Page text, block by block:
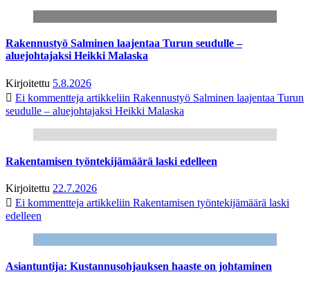
Rakennustyö Salminen laajentaa Turun seudulle –
aluejohtajaksi Heikki Malaska
Kirjoitettu 5.8.2026
Ei kommentteja artikkeliin Rakennustyö Salminen laajentaa Turun
seudulle – aluejohtajaksi Heikki Malaska
Rakentamisen työntekijämäärä laski edelleen
Kirjoitettu 22.7.2026
Ei kommentteja artikkeliin Rakentamisen työntekijämäärä laski
edelleen
Asiantuntija: Kustannusohjauksen haaste on johtaminen